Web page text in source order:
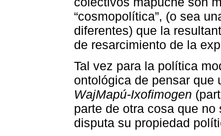
“cosmopolítica”, (o sea
diferentes) que la
de resarcimiento de la
Tal vez para la política
ontológica de pensar
WajMapú-Ixofimogen
parte de otra cosa que
disputa su propiedad